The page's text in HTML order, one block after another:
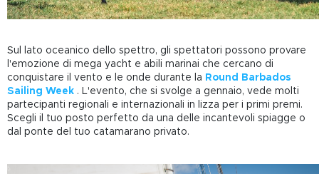
Sul lato oceanico dello spettro, gli spettatori possono provare
l'emozione di mega yacht e abili marinai che cercano di
conquistare il vento e le onde durante la Round Barbados
Sailing Week . L'evento, che si svolge a gennaio, vede molti
partecipanti regionali e internazionali in lizza per i primi premi.
Scegli il tuo posto perfetto da una delle incantevoli spiagge o
dal ponte del tuo catamarano privato.